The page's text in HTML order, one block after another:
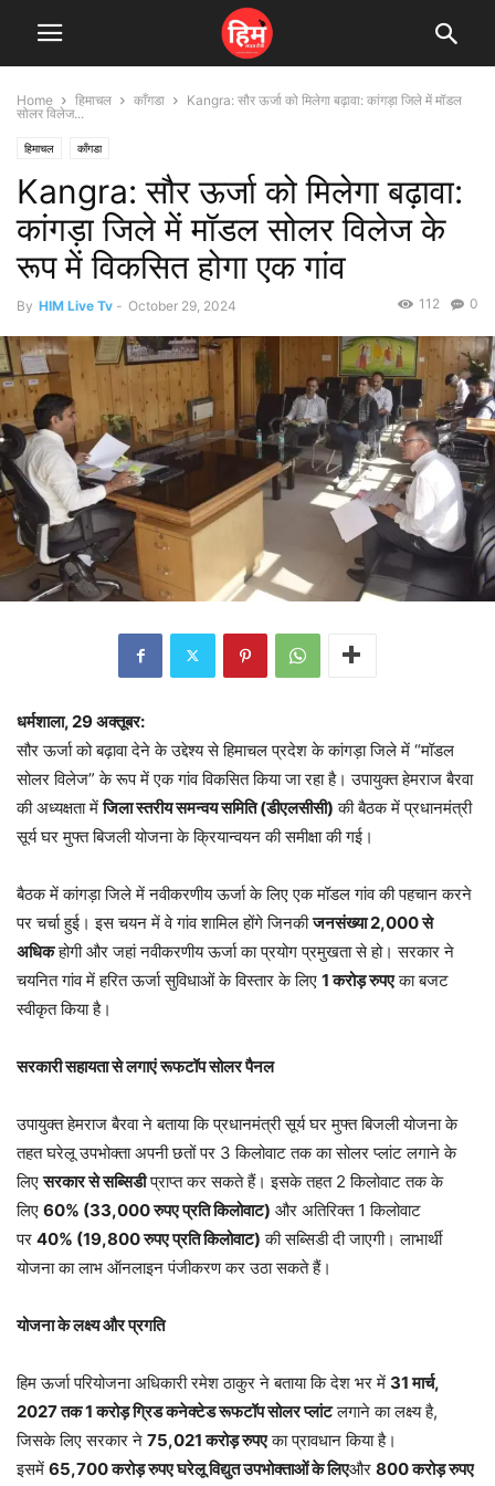
Home हिमाचल काँगडा
Kangra: सौर ऊर्जा को मिलेगा बढ़ावा: कांगड़ा जिले में मॉडल
सोलर विलेज...
हिमाचल काँगडा
Kangra: सौर ऊर्जा को मिलेगा बढ़ावा:
कांगड़ा जिले में मॉडल सोलर विलेज के
रूप में विकसित होगा एक गांव
By HIM Live Tv - October 29, 2024 0
112
धर्मशाला, 29 अक्तूबर:
सौर ऊर्जा को बढ़ावा देने के उद्देश्य से हिमाचल प्रदेश के कांगड़ा जिले में “मॉडल
सोलर विलेज” के रूप में एक गांव विकसित किया जा रहा है। उपायुक्त हेमराज बैरवा
की अध्यक्षता मेंजिला स्तरीय समन्वय समिति (डीएलसीसी) की बैठक में प्रधानमंत्री
सूर्य घर मुफ्त बिजली योजना के क्रियान्वयन की समीक्षा की गई।
बैठक में कांगड़ा जिले में नवीकरणीय ऊर्जा के लिए एक मॉडल गांव की पहचान करने
पर चर्चा हुई। इस चयन में वे गांव शामिल होंगे जिनकीजनसंख्या 2,000 से
अधिकहोगी और जहां नवीकरणीय ऊर्जा का प्रयोग प्रमुखता से हो। सरकार ने
चयनित गांव में हरित ऊर्जा सुविधाओं के विस्तार के लिए 1 करोड़ रुपएका बजट
स्वीकृत किया है।
सरकारी सहायता से लगाएं रूफटॉप सोलर पैनल
उपायुक्त हेमराज बैरवा ने बताया कि प्रधानमंत्री सूर्य घर मुफ्त बिजली योजना के
तहत घरेलू उपभोक्ता अपनी छतों पर 3 किलोवाट तक का सोलर प्लांट लगाने के
लिएसरकार से सब्सिडीप्राप्त कर सकते हैं। इसके तहत 2 किलोवाट तक के
लिए 60% (33,000 रुपए प्रति किलोवाट) और अतिरिक्त 1 किलोवाट
पर 40% (19,800 रुपए प्रति किलोवाट) की सब्सिडी दी जाएगी। लाभार्थी
योजना का लाभ ऑनलाइन पंजीकरण कर उठा सकते हैं।
योजना के लक्ष्य और प्रगति
हिम ऊर्जा परियोजना अधिकारी रमेश ठाकुर ने बताया कि देश भर में 31 मार्च,
2027 तक 1 करोड़ ग्रिड कनेक्टेड रूफटॉप सोलर प्लांटलगाने का लक्ष्य है,
जिसके लिए सरकार ने 75,021 करोड़ रुपएका प्रावधान किया है।
इसमें 65,700 करोड़ रुपए घरेलू विद्युत उपभोक्ताओं के लिएऔर 800 करोड़ रुपए